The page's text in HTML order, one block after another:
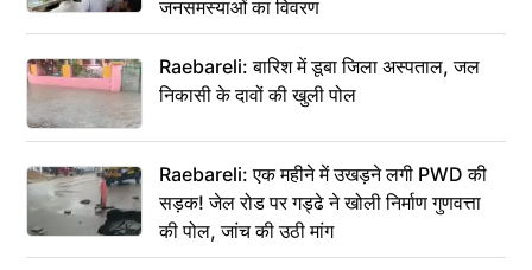
जनसमस्याओं का विवरण
Raebareli: बारिश में डूबा जिला अस्पताल, जल
निकासी के दावों की खुली पोल
Raebareli: एक महीने में उखड़ने लगी PWD की
सड़क! जेल रोड पर गड्ढे ने खोली निर्माण गुणवत्ता
की पोल, जांच की उठी मांग